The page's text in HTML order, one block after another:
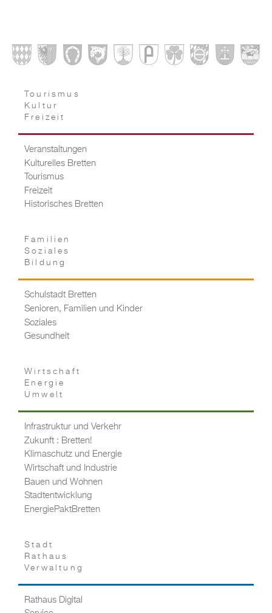
Tourismus
Kultur
Freizeit
Veranstaltungen
Kulturelles Bretten
Tourismus
Freizeit
Historisches Bretten
Familien
Soziales
Bildung
Schulstadt Bretten
Senioren, Familien und Kinder
Soziales
Gesundheit
Wirtschaft
Energie
Umwelt
Infrastruktur und Verkehr
Zukunft : Bretten!
Klimaschutz und Energie
Wirtschaft und Industrie
Bauen und Wohnen
Stadtentwicklung
EnergiePaktBretten
Stadt
Rathaus
Verwaltung
Rathaus Digital